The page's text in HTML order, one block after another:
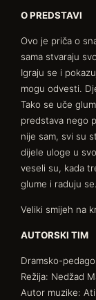
O PREDSTAVI
Ovo je priča o
sama stvaraju
Igraju se i
mogu odvesti.
Tako se uče
predstava nego
nije sam, svi su
dijele uloge u
veseli su, kada
glume i raduju
Veliki smijeh na
AUTORSKI TIM
Dramsko-
Režija: Nedžad
Autor muzike: